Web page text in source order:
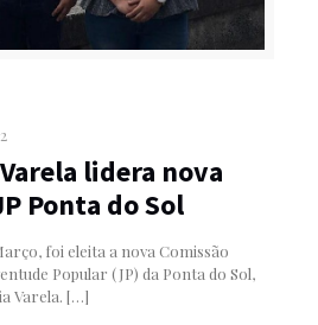
lidera nova
Ponta do Sol
foi eleita a nova Comissão
Popular (JP) da Ponta do Sol,
Varela. […]